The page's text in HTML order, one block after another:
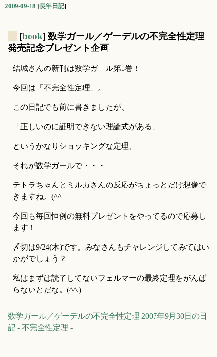
2009-09-18 [長年日記]
[book] 数学ガール／ゲーデルの不完全性定理
発売記念プレゼント企画
結城さんの新刊は数学ガール第3巻！
今回は「不完全性定理」。
この日記でも前に書きましたが、
「正しいのに証明できない理論式がある」
というかなりショッキングな定理、
それが数学ガールで・・・
テトラちゃんとミルカさんの反応がちょっとだけ想像で
きますね。(^^ゞ
今回も毎回恒例の無料プレゼントをやってるので応募し
ます！
〆切は9/24(木)です。みなさんもチャレンジしてみてはい
かがでしょう？
私はまずは読了してないフェルマーの最終定理をがんば
らないとだな。(^^;)
数学ガール／ゲーデルの不完全性定理 2007年9月30日の日
記 - 不完全性定理 -